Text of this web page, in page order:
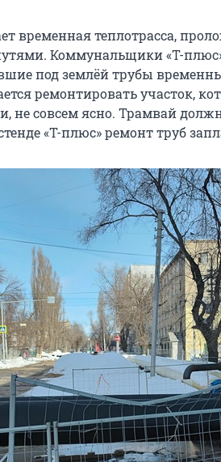
временная теплотрасса,
Коммунальщики «Т-
под землёй трубы
ремонтировать участок,
не совсем ясно. Трамвай
«Т-плюс» ремонт труб